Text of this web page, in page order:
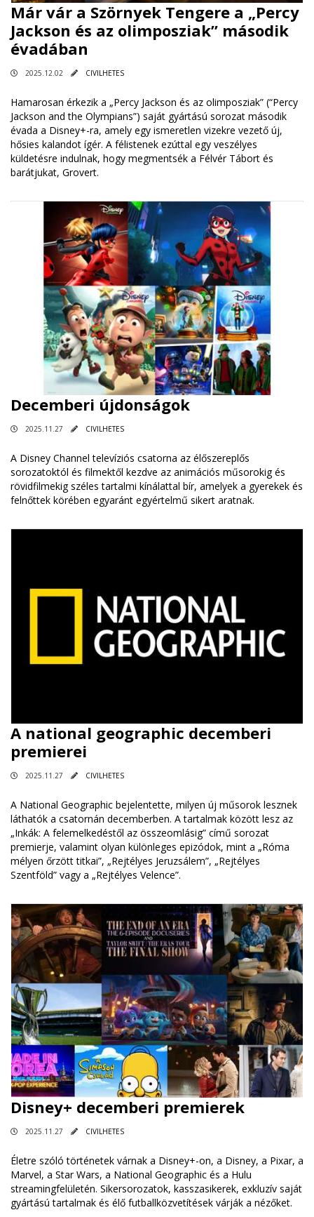
Már vár a Szörnyek Tengere a „Percy
Jackson és az olimposziak” második
évadában
2025.12.02 CIVILHETES
Hamarosan érkezik a „Percy Jackson és az olimposziak” (“Percy
Jackson and the Olympians”) saját gyártású sorozat második
évada a Disney+-ra, amely egy ismeretlen vizekre vezető új,
hősies kalandot ígér. A félistenek ezúttal egy veszélyes
küldetésre indulnak, hogy megmentsék a Félvér Tábort és
barátjukat, Grovert.
Decemberi újdonságok
2025.11.27 CIVILHETES
A Disney Channel televíziós csatorna az élőszereplős
sorozatoktól és filmektől kezdve az animációs műsorokig és
rövidfilmekig széles tartalmi kínálattal bír, amelyek a gyerekek és
felnőttek körében egyaránt egyértelmű sikert aratnak.
A national geographic decemberi
premierei
2025.11.27 CIVILHETES
A National Geographic bejelentette, milyen új műsorok lesznek
láthatók a csatornán decemberben. A tartalmak között lesz az
„Inkák: A felemelkedéstől az összeomlásig” című sorozat
premierje, valamint olyan különleges epizódok, mint a „Róma
mélyen őrzött titkai”, „Rejtélyes Jeruzsálem”, „Rejtélyes
Szentföld” vagy a „Rejtélyes Velence”.
Disney+ decemberi premierek
2025.11.27 CIVILHETES
Életre szóló történetek várnak a Disney+-on, a Disney, a Pixar, a
Marvel, a Star Wars, a National Geographic és a Hulu
streamingfelületén. Sikersorozatok, kasszasikerek, exkluzív saját
gyártású tartalmak és élő futballközvetítések várják a nézőket.